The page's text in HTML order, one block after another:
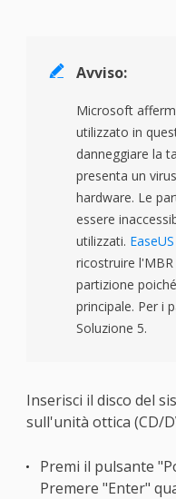
 Avviso:
Microsoft
utilizzato in
danneggiare la
presenta un
hardware. Le
essere
utilizzati.
ricostruire
partizione
principale. Per i
Soluzione 5.
Inserisci il disco del
sull'unità ottica (CD/
Premi il pulsante
Premere "Enter"